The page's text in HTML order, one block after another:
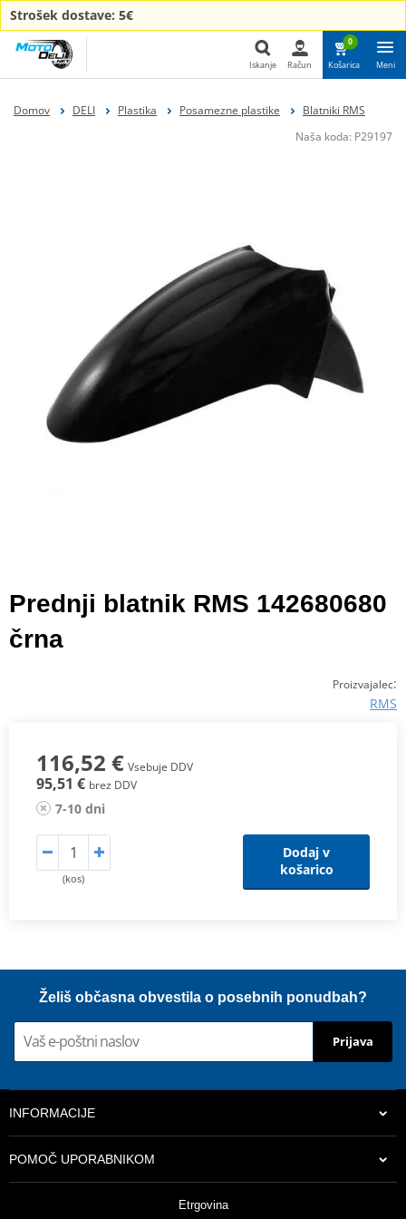
Strošek dostave: 5€
Iskanje
Iskanje Račun
0
Košarica Meni
Domov DELI Plastika Posamezne plastike
Blatniki RMS
Naša koda: P29197
Prednji blatnik RMS 142680680
črna
Proizvajalec:
RMS
116,52 € Vsebuje DDV
95,51 € brez DDV
7-10 dni
(kos)
Dodaj v
košarico
Želiš občasna obvestila o posebnih ponudbah?
Prijava
INFORMACIJE
POMOČ UPORABNIKOM
Etrgovina